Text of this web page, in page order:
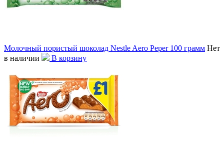
Молочный пористый шоколад Nestle Aero Peper 100 грамм Нет
в наличии
В корзину